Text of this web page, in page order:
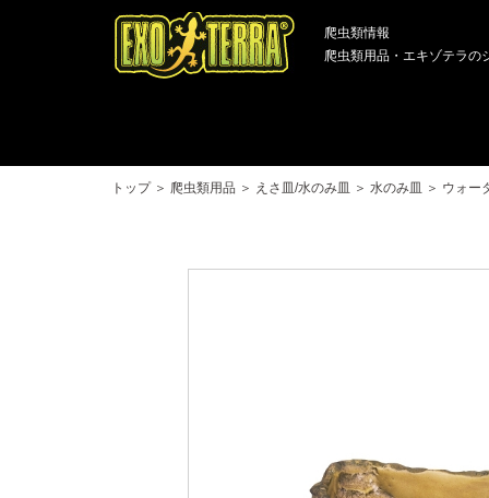
爬虫類情報
爬虫類用品・エキゾテラの
トップ＞ 爬虫類用品 ＞ えさ皿/水のみ皿 ＞ 水のみ皿 ＞ ウォー